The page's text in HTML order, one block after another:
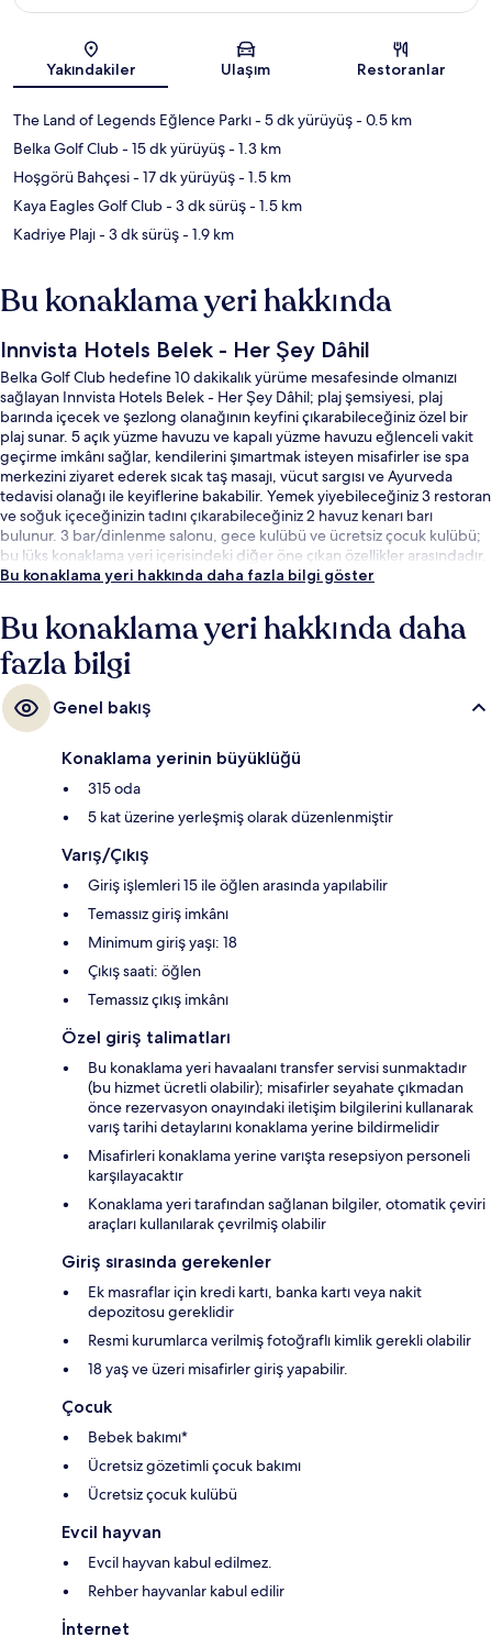
Yakındakiler Ulaşım Restoranlar
The Land of Legends Eğlence Parkı- 5 dk yürüyüş- 0.5 km
Belka Golf Club- 15 dk yürüyüş- 1.3 km
Hoşgörü Bahçesi- 17 dk yürüyüş- 1.5 km
Kaya Eagles Golf Club- 3 dk sürüş- 1.5 km
Kadriye Plajı- 3 dk sürüş- 1.9 km
Bu konaklama yeri hakkında
Innvista Hotels Belek - Her Şey Dâhil
Belka Golf Club hedefine 10 dakikalık yürüme mesafesinde olmanızı
sağlayan Innvista Hotels Belek - Her Şey Dâhil; plaj şemsiyesi, plaj
barında içecek ve şezlong olanağının keyfini çıkarabileceğiniz özel bir
plaj sunar. 5 açık yüzme havuzu ve kapalı yüzme havuzu eğlenceli vakit
geçirme imkânı sağlar, kendilerini şımartmak isteyen misafirler ise spa
merkezini ziyaret ederek sıcak taş masajı, vücut sargısı ve Ayurveda
tedavisi olanağı ile keyiflerine bakabilir. Yemek yiyebileceğiniz 3 restoran
ve soğuk içeceğinizin tadını çıkarabileceğiniz 2 havuz kenarı barı
bulunur. 3 bar/dinlenme salonu, gece kulübü ve ücretsiz çocuk kulübü;
bu lüks konaklama yeri içerisindeki diğer öne çıkan özellikler arasındadır.
Bu konaklama yeri hakkında daha fazla bilgi göster
Bu konaklama yeri hakkında daha
fazla bilgi
Genel bakış
Konaklama yerinin büyüklüğü
315 oda
5 kat üzerine yerleşmiş olarak düzenlenmiştir
Varış/Çıkış
Giriş işlemleri 15 ile öğlen arasında yapılabilir
Temassız giriş imkânı
Minimum giriş yaşı: 18
Çıkış saati: öğlen
Temassız çıkış imkânı
Özel giriş talimatları
Bu konaklama yeri havaalanı transfer servisi sunmaktadır
(bu hizmet ücretli olabilir); misafirler seyahate çıkmadan
önce rezervasyon onayındaki iletişim bilgilerini kullanarak
varış tarihi detaylarını konaklama yerine bildirmelidir
Misafirleri konaklama yerine varışta resepsiyon personeli
karşılayacaktır
Konaklama yeri tarafından sağlanan bilgiler, otomatik çeviri
araçları kullanılarak çevrilmiş olabilir
Giriş sırasında gerekenler
Ek masraflar için kredi kartı, banka kartı veya nakit
depozitosu gereklidir
Resmi kurumlarca verilmiş fotoğraflı kimlik gerekli olabilir
18 yaş ve üzeri misafirler giriş yapabilir.
Çocuk
Bebek bakımı*
Ücretsiz gözetimli çocuk bakımı
Ücretsiz çocuk kulübü
Evcil hayvan
Evcil hayvan kabul edilmez.
Rehber hayvanlar kabul edilir
İnternet